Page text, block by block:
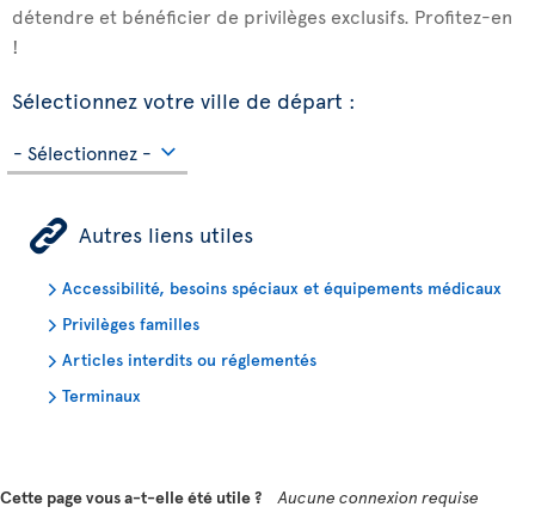
détendre et bénéficier de privilèges exclusifs. Profitez-en
!
Sélectionnez votre ville de départ :
ÿ Autres liens utiles
Accessibilité, besoins spéciaux et équipements médicaux
Privilèges familles
Articles interdits ou réglementés
Terminaux
Cette page vous a-t-elle été utile ?
Aucune connexion requise